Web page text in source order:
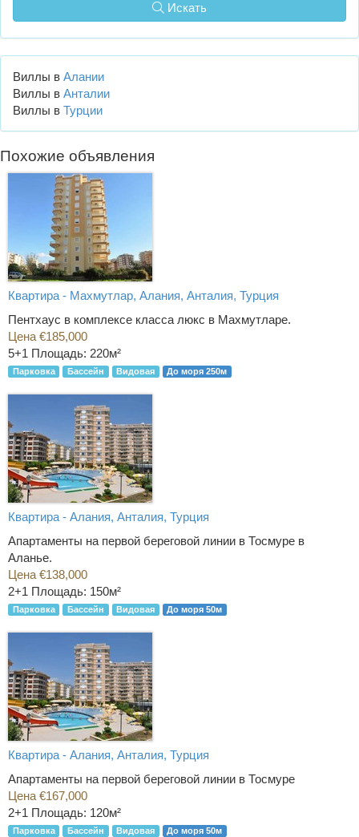
Искать
Виллы в Алании
Виллы в Анталии
Виллы в Турции
Похожие объявления
Квартира - Махмутлар, Алания, Анталия, Турция
Пентхаус в комплексе класса люкс в Махмутларе.
Цена €185,000
5+1 Площадь: 220м²
Парковка Бассейн Видовая До моря 250м
Квартира - Алания, Анталия, Турция
Апартаменты на первой береговой линии в Тосмуре в
Аланье.
Цена €138,000
2+1 Площадь: 150м²
Парковка Бассейн Видовая До моря 50м
Квартира - Алания, Анталия, Турция
Апартаменты на первой береговой линии в Тосмуре
Цена €167,000
2+1 Площадь: 120м²
Парковка Бассейн Видовая До моря 50м